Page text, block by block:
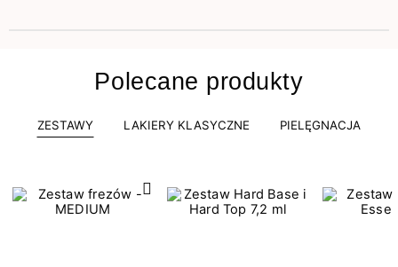
Polecane produkty
ZESTAWY LAKIERY KLASYCZNE PIELĘGNACJA